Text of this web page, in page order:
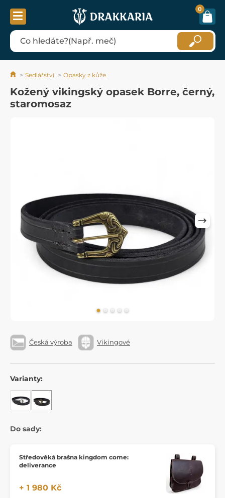
0
Sedlářství Opasky z kůže
Kožený vikingský opasek Borre, černý,
staromosaz
Česká výroba Vikingové
Varianty:
Do sady:
Středověká brašna kingdom come:
deliverance
+ 1 980 Kč